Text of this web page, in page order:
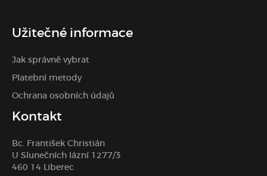
Užitečné informace
Jak správně vybrat
Platební metody
Ochrana osobních údajů
Kontakt
Bc. František Christián
U Slunečních lázní 1277/3
460 14 Liberec